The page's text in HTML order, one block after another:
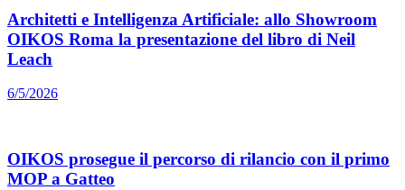
Architetti e Intelligenza Artificiale: allo Showroom
OIKOS Roma la presentazione del libro di Neil
Leach
6/5/2026
OIKOS prosegue il percorso di rilancio con il primo
MOP a Gatteo